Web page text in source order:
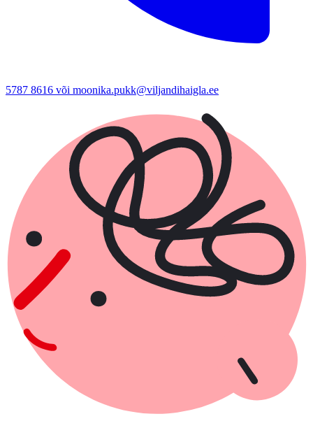
5787 8616 või moonika.pukk@viljandihaigla.ee